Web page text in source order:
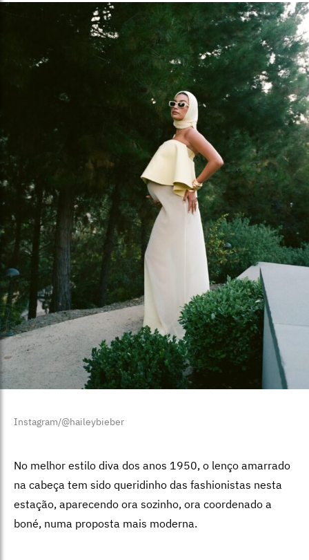
Instagram/@haileybieber
No melhor estilo diva dos anos 1950, o lenço amarrado
na cabeça tem sido queridinho das fashionistas nesta
estação, aparecendo ora sozinho, ora coordenado a
boné, numa proposta mais moderna.